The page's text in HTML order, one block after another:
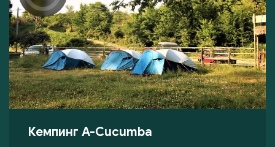
Кемпинг A-Cucumba